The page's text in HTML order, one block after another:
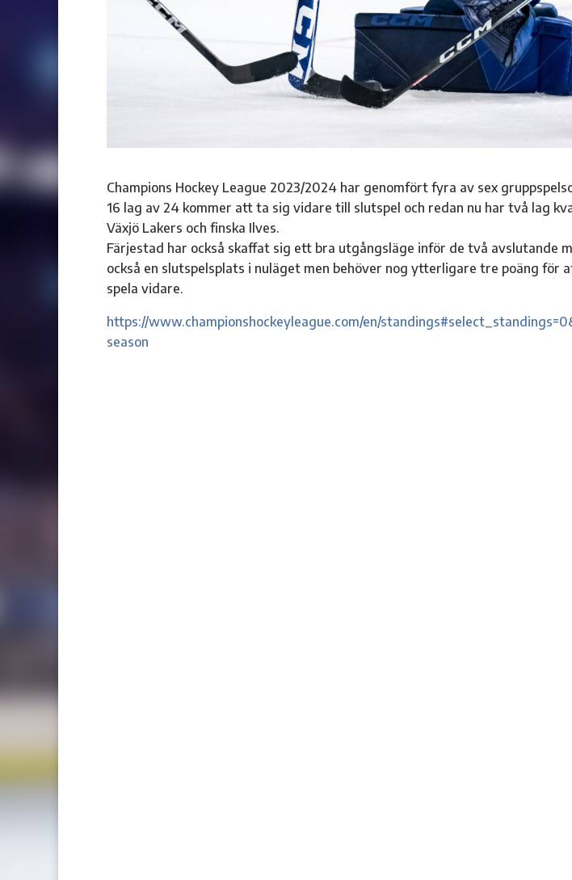
Champions Hockey League 2023/2024 har genomfört fyra av sex
16 lag av 24 kommer att ta sig vidare till slutspel och redan nu har två lag
Växjö Lakers och finska Ilves.
Färjestad har också skaffat sig ett bra utgångsläge inför de två avslutande
också en slutspelsplats i nuläget men behöver nog ytterligare tre poäng för
spela vidare.
https://www.championshockeyleague.com/en/
season